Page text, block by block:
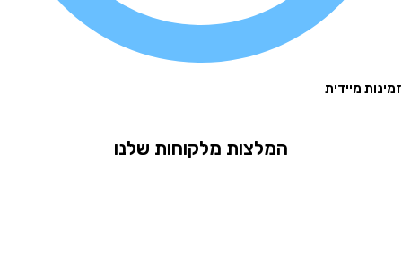
מיידית
המלצות מלקוחות שלנו